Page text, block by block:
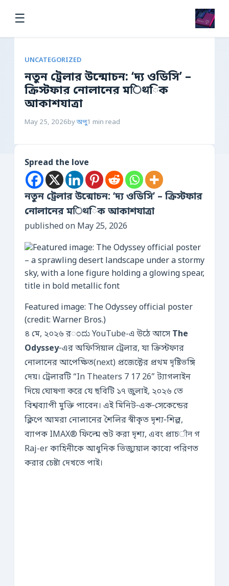
☰
UNCATEGORIZED
নতুন ট্রেলার উন্মোচন: ‘দ্য ওডিসি’ –
ক্রিস্টফার নোলানের মिथিক
আকাশযাত্রা
May 25, 2026byঅপু1 min read
Spread the love
নতুন ট্রেলার উন্মোচন: ‘দ্য ওডিসি’ – ক্রিস্টফার
নোলানের মिथিক আকাশযাত্রা
published on May 25, 2026
Featured image: The Odyssey official poster
(credit: Warner Bros.)
৪ মে, ২০২৬ রಂದು YouTube-এ উঠে আসে The
Odyssey‑এর অফিসিয়াল ট্রেলার, যা ক্রিস্টফার
নোলানের আপেক্ষিত(next) প্রজেক্টের প্রথম দৃষ্টিভঙ্গি
দেয়। ট্রেলারটি “In Theaters 7 17 26” ট্যাগলাইন
দিয়ে ঘোষণা করে যে ছবিটি ১৭ জুলাই, ২০২৬ তে
বিশ্বব্যাপী মুক্তি পাবেন। এই মিনিট‑এক‑সেকেন্ডের
ক্লিপে আমরা নোলানের শৈলির স্বীকৃত দৃশ্য‑শিল্প,
ব্যাপক IMAX® ফিল্মে শুট করা দৃশ্য, এবং প্রাচीन গ
Raj-er কাহিনীকে আধুনিক ভিজ্যুয়াল কাব্যে পরিণত
করার চেষ্টা দেখতে পাই।